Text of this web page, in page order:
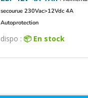
secourue 230Vac>12Vdc 4A
Autoprotection
dispo : 📦 En stock